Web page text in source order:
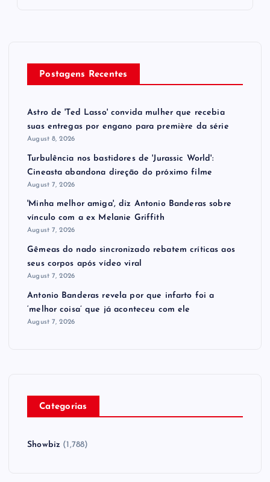
Postagens Recentes
Astro de 'Ted Lasso' convida mulher que recebia
suas entregas por engano para première da série
August 8, 2026
Turbulência nos bastidores de 'Jurassic World':
Cineasta abandona direção do próximo filme
August 7, 2026
'Minha melhor amiga', diz Antonio Banderas sobre
vínculo com a ex Melanie Griffith
August 7, 2026
Gêmeas do nado sincronizado rebatem críticas ​a​os
seus corpos após vídeo viral
August 7, 2026
Antonio Banderas revela por que infarto foi a
‘melhor coisa’ que já aconteceu com ele
August 7, 2026
Categorias
Showbiz (1,788)